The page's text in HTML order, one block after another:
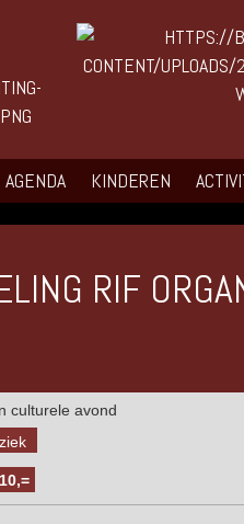
AGENDA KINDEREN
RIF